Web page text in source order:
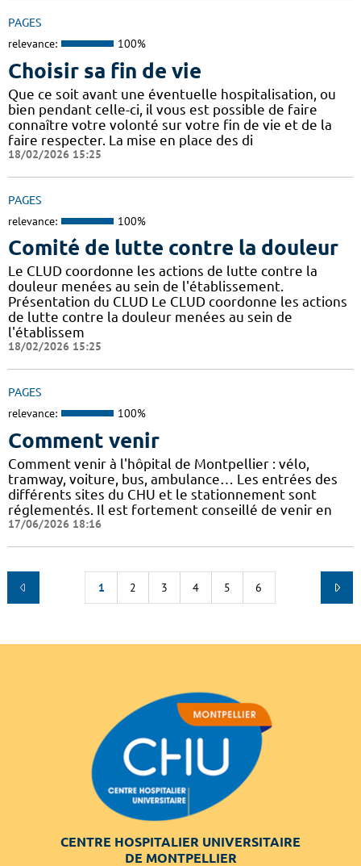
PAGES
relevance: 100%
Choisir sa fin de vie
Que ce soit avant une éventuelle hospitalisation, ou
bien pendant celle-ci, il vous est possible de faire
connaître votre volonté sur votre fin de vie et de la
faire respecter. La mise en place des di
18/02/2026 15:25
PAGES
relevance: 100%
Comité de lutte contre la douleur
Le CLUD coordonne les actions de lutte contre la
douleur menées au sein de l'établissement.
Présentation du CLUD Le CLUD coordonne les actions
de lutte contre la douleur menées au sein de
l'établissem
18/02/2026 15:25
PAGES
relevance: 100%
Comment venir
Comment venir à l'hôpital de Montpellier : vélo,
tramway, voiture, bus, ambulance… Les entrées des
différents sites du CHU et le stationnement sont
réglementés. Il est fortement conseillé de venir en
17/06/2026 18:16
1 2 3 4 5 6
CENTRE HOSPITALIER UNIVERSITAIRE
DE MONTPELLIER